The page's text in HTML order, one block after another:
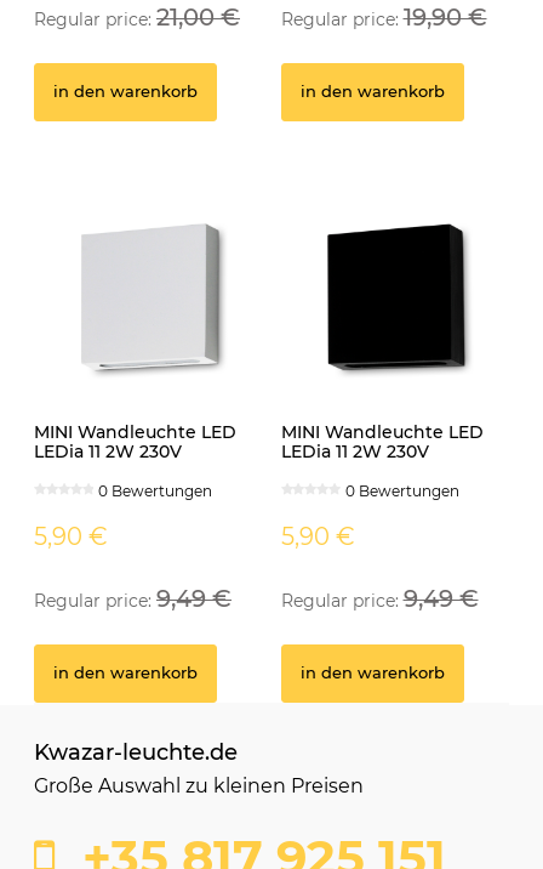
Regular price: 21,00 €
in den warenkorb
Regular price:19,90 €
in den warenkorb
MINI Wandleuchte LED
LEDia 11 2W 230V
0 Bewertungen
5,90 €
Regular price: 9,49 €
in den warenkorb
MINI Wandleuchte LED
LEDia 11 2W 230V
0 Bewertungen
5,90 €
Regular price:9,49 €
in den warenkorb
Kwazar-leuchte.de
Große Auswahl zu kleinen Preisen
+35 817 925 151